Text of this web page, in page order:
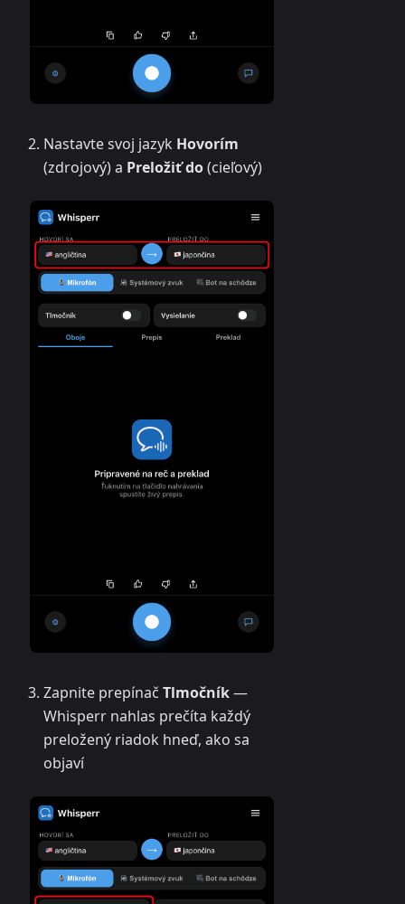
Nastavte svoj jazyk Hovorím
(zdrojový) a Preložiť do(cieľový)
Zapnite prepínač Tlmočník—
Whisperr nahlas prečíta každý
preložený riadok hneď, ako sa
objaví